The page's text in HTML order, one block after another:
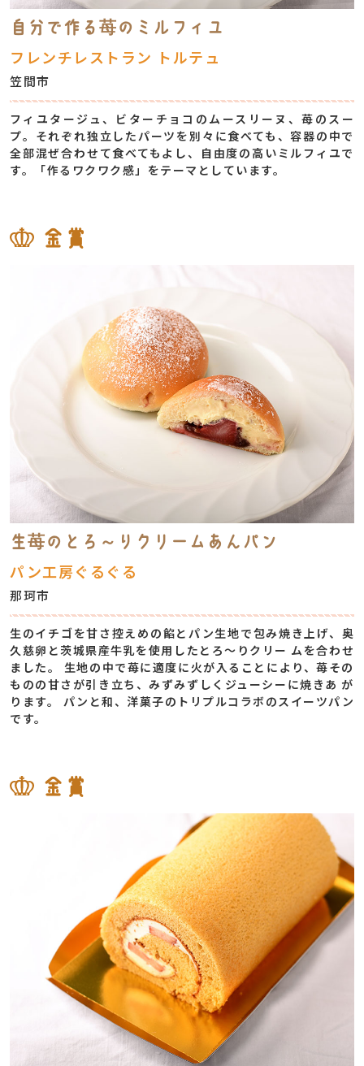
自分で作る苺のミルフィユ
フレンチレストラン トルテュ
笠間市
フィユタージュ、ビターチョコのムースリーヌ、苺のスー
プ。それぞれ独立したパーツを別々に食べても、容器の中で
全部混ぜ合わせて食べてもよし、自由度の高いミルフィユで
す。「作るワクワク感」をテーマとしています。
金賞
生苺のとろ～りクリームあんパン
パン工房ぐるぐる
那珂市
⽣のイチゴを⽢さ控えめの餡とパン⽣地で包み焼き上げ、奥
久慈卵と茨城県産⽜乳を使⽤したとろ〜りクリー ムを合わせ
ました。 ⽣地の中で苺に適度に⽕が⼊ることにより、苺その
ものの⽢さが引き⽴ち、みずみずしくジューシーに焼きあ が
ります。 パンと和、洋菓⼦のトリプルコラボのスイーツパン
です。
金賞